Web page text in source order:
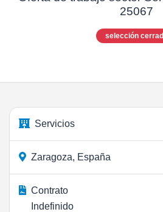
25067
selección
Servicios
Zaragoza, España
Contrato
Indefinido